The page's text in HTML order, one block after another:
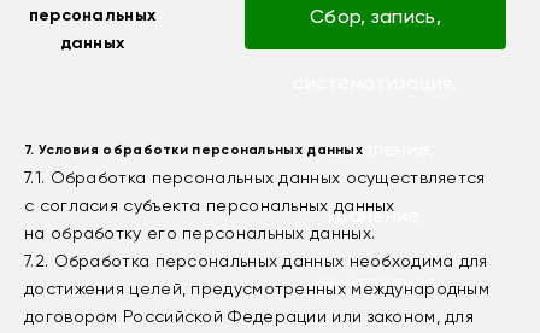
персональных
данных
Сбор, запись,
накопление,
хранение,
уничтожение
7. Условия обработки персональных данных
7.1. Обработка персональных данных осуществляется
с согласия субъекта персональных данных
на обработку его персональных данных.
7.2. Обработка персональных данных необходима для
достижения целей, предусмотренных международным
договором Российской Федерации или законом, для